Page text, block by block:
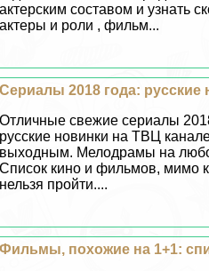
актерским составом и узнать
актеры и роли , фильм...
Сериалы 2018 года:
Отличные свежие сериалы
русские новинки на ТВЦ
выходным. Мелодрамы на
Список кино и фильмов, мимо
нельзя пройти....
Фильмы, похожие на 1+1: